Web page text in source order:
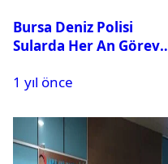
Bursa Deniz Polisi
Sularda Her An Göreve
1 yıl önce